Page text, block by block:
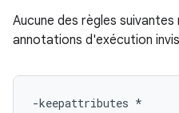
Aucune des règles
annotations d'exécution
-keepattributes *